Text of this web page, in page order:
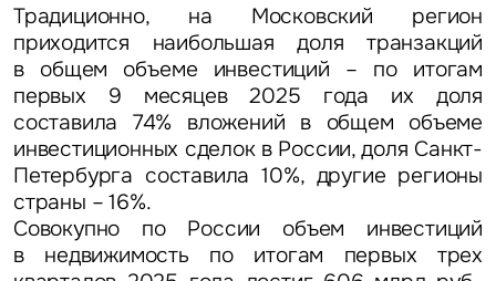
Традиционно, на Московский регион
приходится наибольшая доля транзакций
в общем объеме инвестиций – по итогам
первых 9 месяцев 2025 года их доля
составила 74% вложений в общем объеме
инвестиционных сделок в России, доля Санкт-
Петербурга составила 10%, другие регионы
страны – 16%.
Совокупно по России объем инвестиций
в недвижимость по итогам первых трех